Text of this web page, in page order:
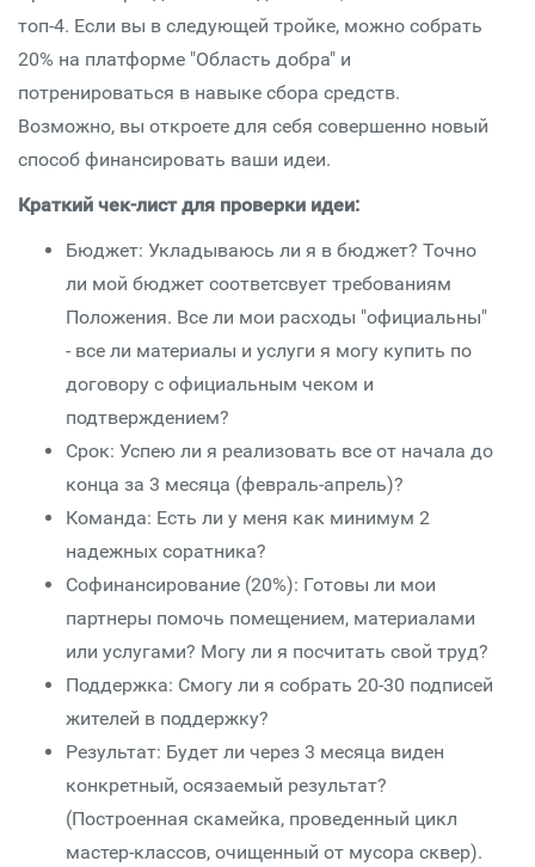
топ-4. Если вы в следующей тройке, можно собрать
20% на платформе "Область добра" и
потренироваться в навыке сбора средств.
Возможно, вы откроете для себя совершенно новый
способ финансировать ваши идеи.
Краткий чек-лист для проверки идеи:
Бюджет: Укладываюсь ли я в бюджет? Точно
ли мой бюджет соответсвует требованиям
Положения. Все ли мои расходы "официальны"
- все ли материалы и услуги я могу купить по
договору с официальным чеком и
подтверждением?
Срок: Успею ли я реализовать все от начала до
конца за 3 месяца (февраль-апрель)?
Команда: Есть ли у меня как минимум 2
надежных соратника?
Софинансирование (20%): Готовы ли мои
партнеры помочь помещением, материалами
или услугами? Могу ли я посчитать свой труд?
Поддержка: Смогу ли я собрать 20-30 подписей
жителей в поддержку?
Результат: Будет ли через 3 месяца виден
конкретный, осязаемый результат?
(Построенная скамейка, проведенный цикл
мастер-классов, очищенный от мусора сквер).